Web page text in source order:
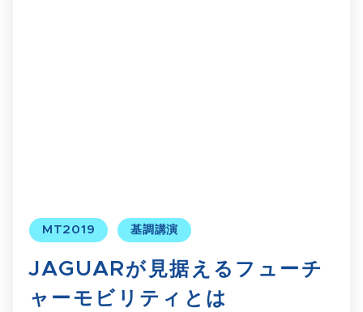
MT2019 基調講演
JAGUARが見据えるフューチ
ャーモビリティとは